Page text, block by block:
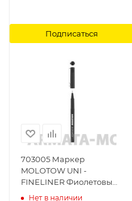
Подписаться
703005 Маркер
MOLOTOW UNI -
FINELINER Фиолетовый
MOLOTOW
Нет в наличии